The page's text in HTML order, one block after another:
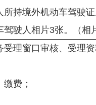
所持境外机动车驾驶
驾驶人相片3张。（
受理窗口审核、受理
费；